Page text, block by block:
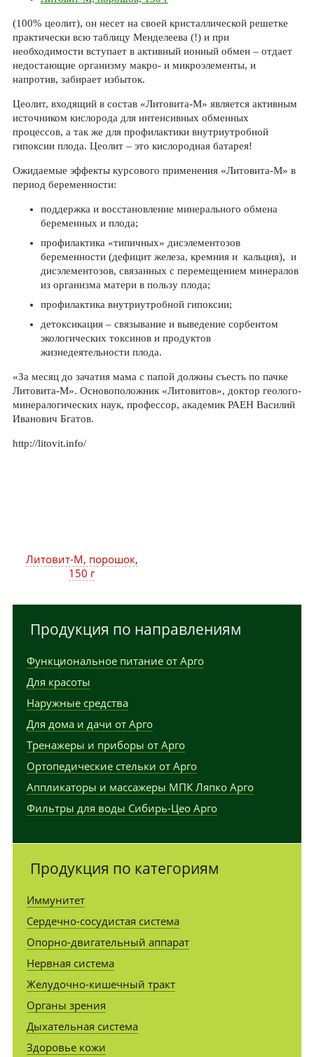
(100% цеолит), он несет на своей кристаллической решетке
практически всю таблицу Менделеева (!) и при
необходимости вступает в активный ионный обмен – отдает
недостающие организму макро- и микроэлементы, и
напротив, забирает избыток.
Цеолит, входящий в состав «Литовита-М» является активным
источником кислорода для интенсивных обменных
процессов, а так же для профилактики внутриутробной
гипоксии плода. Цеолит – это кислородная батарея!
Ожидаемые эффекты курсового применения «Литовита-М» в
период беременности:
поддержка и восстановление минерального обмена
беременных и плода;
профилактика «типичных» дисэлементозов
беременности (дефицит железа, кремния и кальция), и
дисэлементозов, связанных с перемещением минералов
из организма матери в пользу плода;
профилактика внутриутробной гипоксии;
детоксикация – связывание и выведение сорбентом
экологических токсинов и продуктов
жизнедеятельности плода.
«За месяц до зачатия мама с папой должны съесть по пачке
Литовита-М». Основоположник «Литовитов», доктор геолого-
минералогических наук, профессор, академик РАЕН Василий
Иванович Бгатов.
http://litovit.info/
Литовит-М, порошок,
150 г
Продукция по направлениям
Функциональное питание от Арго
Для красоты
Наружные средства
Для дома и дачи от Арго
Тренажеры и приборы от Арго
Ортопедические стельки от Арго
Аппликаторы и массажеры МПК Ляпко Арго
Фильтры для воды Сибирь-Цео Арго
Продукция по категориям
Иммунитет
Сердечно-сосудистая система
Опорно-двигательный аппарат
Нервная система
Желудочно-кишечный тракт
Органы зрения
Дыхательная система
Здоровье кожи